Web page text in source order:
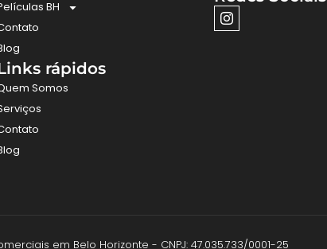
BH
rápidos
Somos
em Belo Horizonte - CNPJ: 47.035.733/0001-25